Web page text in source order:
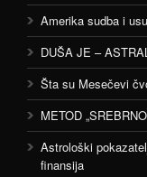
Amerika sudba i
DUŠA JE –
Šta su Mesečevi
METOD
Astrološki
finansija